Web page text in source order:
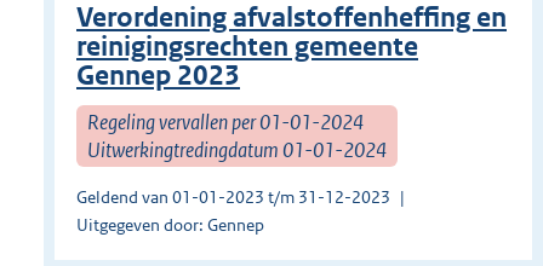
Verordening afvalstoffenheffing en
reinigingsrechten gemeente
Gennep 2023
Regeling vervallen per 01-01-2024
Uitwerkingtredingdatum 01-01-2024
Geldend van 01-01-2023 t/m 31-12-2023
Uitgegeven door: Gennep